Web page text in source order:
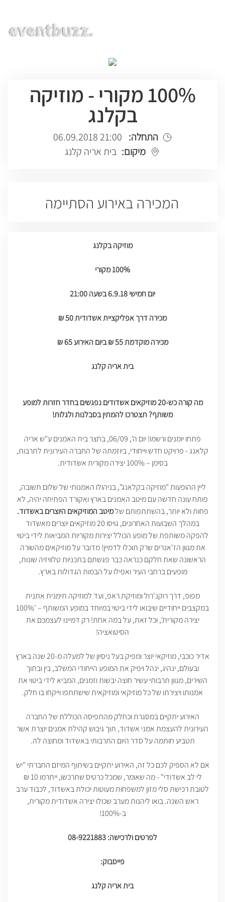
100% מקורי - מוזיקה
בקלנג
התחלה: 21:00 06.09.2018
מיקום: בית אריה קלנג
המכירה באירוע הסתיימה
מוזיקה בקלנג
100% מקורי
יום חמישי 6.9.18 בשעה 21:00
מכירה דרך אפליקציית אשדודית 50 ₪
מכירה מוקדמת 55 ₪ ביום האירוע 65 ₪
בית אריה קלנג
מה קורה כש-20 מוזיקאים אשדודים נפגשים בחדר חזרות למופע
משותף? תצטרכו להמתין בסבלנות ולגלות!
פתחו יומנים ורשמו! יום ה', 06/09, בחצר בית האמנים ע"ש אריה
קלאנג - פרויקט חדש וייחודי, ביוזמתה של החברה העירונית לתרבות,
בסימן – 100% יצירה מקורית אשדודית.
ליין ההופעות "מוזיקה בקלאנג", בניהולו האמנותי של שלום תשובה,
פותח עונה חדשה עם מיטב האמנים בארץ ואקורד הפתיחה יהיה, לא
פחות ולא יותר, בהשתתפותם שלמיטב המוזיקאים היוצרים באשדוד.
במהלך השבועות האחרונים, גויסו 20 מוזיקאים יוצרים מאשדוד
להפקה משותפת של מופע הכולל יצירות מקוריות המביאות לידי ביטוי
את מגוון הז'אנרים שרק תוכלו לדמיין! מדובר על מוזיקאים מהשורה
הראשונה שאת חלקם כנראה כבר פגשתם בתכניות טלוויזיה שונות,
מופעים ברחבי העיר ואפילו על הבמות הגדולות בארץ.
מפופ, דרך רוקנ'רול ומוזיקת ראפ, ועד למוזיקה תימנית אתנית
במקצבים ייחודיים שיבואו לידי ביטוי במיוחד במופע המשותף – '100%
יצירה מקורית', וכל זאת, על במה אחת! רק דמיינו לעצמכם את
הסיטואציה!
אדיר כוכבי, מוזיקאי יוצר ומפיק בעל ניסיון של למעלה מ-20 שנה בארץ
ובעולם, ינהיג, ינהל ויפיק את המופע הייחודי המשלב, בין ובתוך
השירים, מגוון תרבותי עשיר חוצה יבשות וזמנים, המביא לידי ביטוי את
אמנותו ויצירתו של כל מוזיקאי ומוזיקאית שישתתפו וייקחו בו חלק.
האירוע יתקיים במסגרת וכחלק מהתפיסה הכוללת של החברה
העירונית להעצמת אמני אשדוד, תוך גיבוש קהילת אמנים יוצרת אשר
תטביע חותמה על סדר היום התרבותי באשדוד ומחוצה לה.
אם לא הספיק לכם כל זה, האירוע יתקיים בשיתוף המיזם החברתי "יש
לי לב אשדודי" - מה שאומר, שמכל כרטיס שתרכשו, ייתרמו 10 ₪
לטובת רכישת סלי מזון למשפחות מעוטות יכולת באשדוד, לכבוד ערב
ראש השנה. בואו ליהנות מערב שכולו יצירה אשדודית מקורית,
ב-100%!
לפרטים ולרכישה: 08-9221883
פייסבוק:
בית אריה קלנג